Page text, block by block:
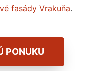
fasády Vrakuňa.
PONUKU